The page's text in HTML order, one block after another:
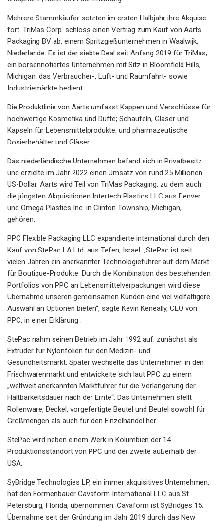
Mehrere Stammkäufer setzten im ersten Halbjahr ihre Akquise
fort. TriMas Corp. schloss einen Vertrag zum Kauf von Aarts
Packaging BV ab, einem Spritzgießunternehmen in Waalwijk,
Niederlande. Es ist der siebte Deal seit Anfang 2019 für TriMas,
ein börsennotiertes Unternehmen mit Sitz in Bloomfield Hills,
Michigan, das Verbraucher-, Luft- und Raumfahrt- sowie
Industriemärkte bedient.
Die Produktlinie von Aarts umfasst Kappen und Verschlüsse für
hochwertige Kosmetika und Düfte; Schaufeln, Gläser und
Kapseln für Lebensmittelprodukte; und pharmazeutische
Dosierbehälter und Gläser.
Das niederländische Unternehmen befand sich in Privatbesitz
und erzielte im Jahr 2022 einen Umsatz von rund 25 Millionen
US-Dollar. Aarts wird Teil von TriMas Packaging, zu dem auch
die jüngsten Akquisitionen Intertech Plastics LLC aus Denver
und Omega Plastics Inc. in Clinton Township, Michigan,
gehören.
PPC Flexible Packaging LLC expandierte international durch den
Kauf von StePac LA Ltd. aus Tefen, Israel. „StePac ist seit
vielen Jahren ein anerkannter Technologieführer auf dem Markt
für Boutique-Produkte. Durch die Kombination des bestehenden
Portfolios von PPC an Lebensmittelverpackungen wird diese
Übernahme unseren gemeinsamen Kunden eine viel vielfältigere
Auswahl an Optionen bieten“, sagte Kevin Keneally, CEO von
PPC, in einer Erklärung .
StePac nahm seinen Betrieb im Jahr 1992 auf, zunächst als
Extruder für Nylonfolien für den Medizin- und
Gesundheitsmarkt. Später wechselte das Unternehmen in den
Frischwarenmarkt und entwickelte sich laut PPC zu einem
„weltweit anerkannten Marktführer für die Verlängerung der
Haltbarkeitsdauer nach der Ernte“. Das Unternehmen stellt
Rollenware, Deckel, vorgefertigte Beutel und Beutel sowohl für
Großmengen als auch für den Einzelhandel her.
StePac wird neben einem Werk in Kolumbien der 14.
Produktionsstandort von PPC und der zweite außerhalb der
USA.
SyBridge Technologies LP, ein immer akquisitives Unternehmen,
hat den Formenbauer Cavaform International LLC aus St.
Petersburg, Florida, übernommen. Cavaform ist SyBridges 15.
Übernahme seit der Gründung im Jahr 2019 durch das New